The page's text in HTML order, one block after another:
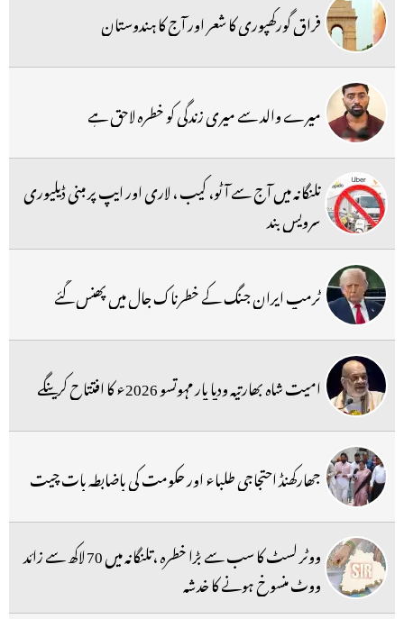
فراق گورکھپوری کا شعر اور آج کا ہندوستان
میرے والد سے میری زندگی کو خطرہ لاحق ہے
تلنگانہ میں آج سے آٹو، کیب ، لاری اور ایپ پر مبنی ڈیلیوری
سرویس بند
ٹرمپ ایران جنگ کے خطرناک جال میں پھنس گئے
امیت شاہ بھارتیہ ودیا پار مہوتسو 2026ء کا افتتاح کرینگے
جھارکھنڈ احتجاجی طلباء اور حکومت کی باضابطہ بات چیت
ووٹر لسٹ کا سب سے بڑا خطرہ ،تلنگانہ میں 70 لاکھ سے زائد
ووٹ منسوخ ہونے کا خدشہ